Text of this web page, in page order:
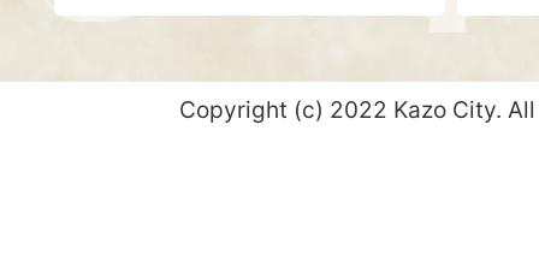
Copyright (c) 2022 Kazo City.